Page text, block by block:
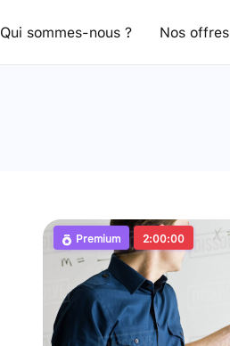
Qui sommes-nous ? Nos offres
Premium 2:00:00